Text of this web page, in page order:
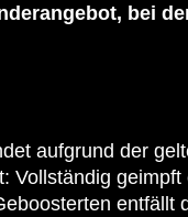
bei
aufgrund der
Vollständig geimpft
entfällt